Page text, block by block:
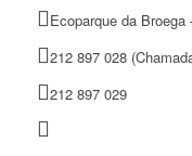
Ecoparque da
212 897 028
212 897 029